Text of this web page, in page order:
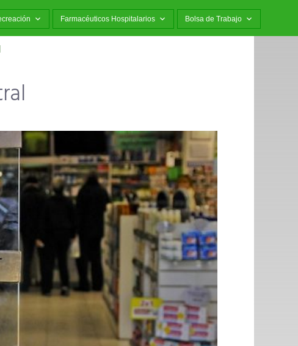
Farmacéuticos Hospitalarios Bolsa de Trabajo